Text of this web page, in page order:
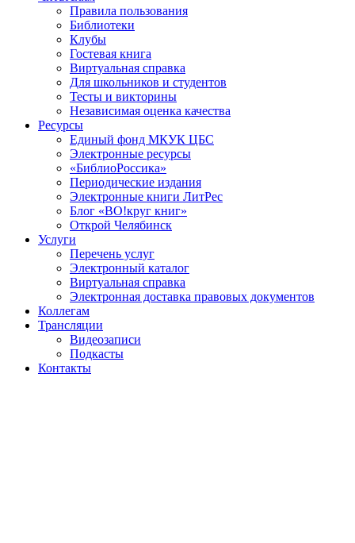
Правила пользования
Библиотеки
Клубы
Гостевая книга
Виртуальная справка
Для школьников и студентов
Тесты и викторины
Независимая оценка качества
Ресурсы
Единый фонд МКУК ЦБС
Электронные ресурсы
«БиблиоРоссика»
Периодические издания
Электронные книги ЛитРес
Блог «ВО!круг книг»
Открой Челябинск
Услуги
Перечень услуг
Электронный каталог
Виртуальная справка
Электронная доставка правовых документов
Коллегам
Трансляции
Видеозаписи
Подкасты
Контакты